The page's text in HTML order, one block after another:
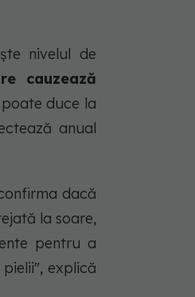
nivelul de
cauzează
duce la
anual
dacă
la soare,
pentru a
explică